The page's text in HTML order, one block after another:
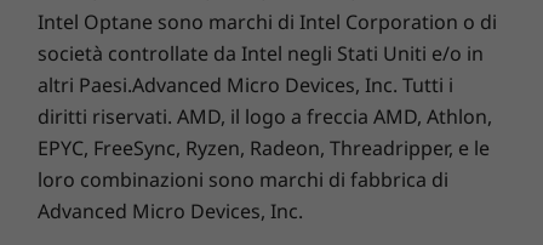
Massimo comfort per la vista e l'udito
Tecnologia di sicurezza Microsoft Pluton
Otturatore per la webcam a tutela della privacy
Slot per lucchetto Nano Kensington
Audio
Sistema di altoparlanti Dolby Audio™ con Dolby Voice
(2 microfoni anteriori)
-Jack combinato cuffie/microfono
Sistema
operativo
Fino a Windows
11 Pro
(U15/H28) con
Intel vPro®
Sistema
operativo
Fino a Windows
Memoria
Intel
Fino a
Smart Performance
Lenovo Smart Performance migliora la tua esperienza
al computer. Aggiungi potenza al tuo computer per un
operatività senza interruzioni e avvii incredibilmente
rapidi. Goditi un esperienza su Internet più veloce e
affidabile, con connettività avanzata. Proteggi il tuo
investimento nell IT attraverso una soluzione di
Intel Optane sono marchi di Intel Corporation o di
società controllate da Intel negli Stati Uniti e/o in
altri Paesi.Advanced Micro Devices, Inc. Tutti i
diritti riservati. AMD, il logo a freccia AMD, Athlon,
EPYC, FreeSync, Ryzen, Radeon, Threadripper, e le
loro combinazioni sono marchi di fabbrica di
Advanced Micro Devices, Inc.